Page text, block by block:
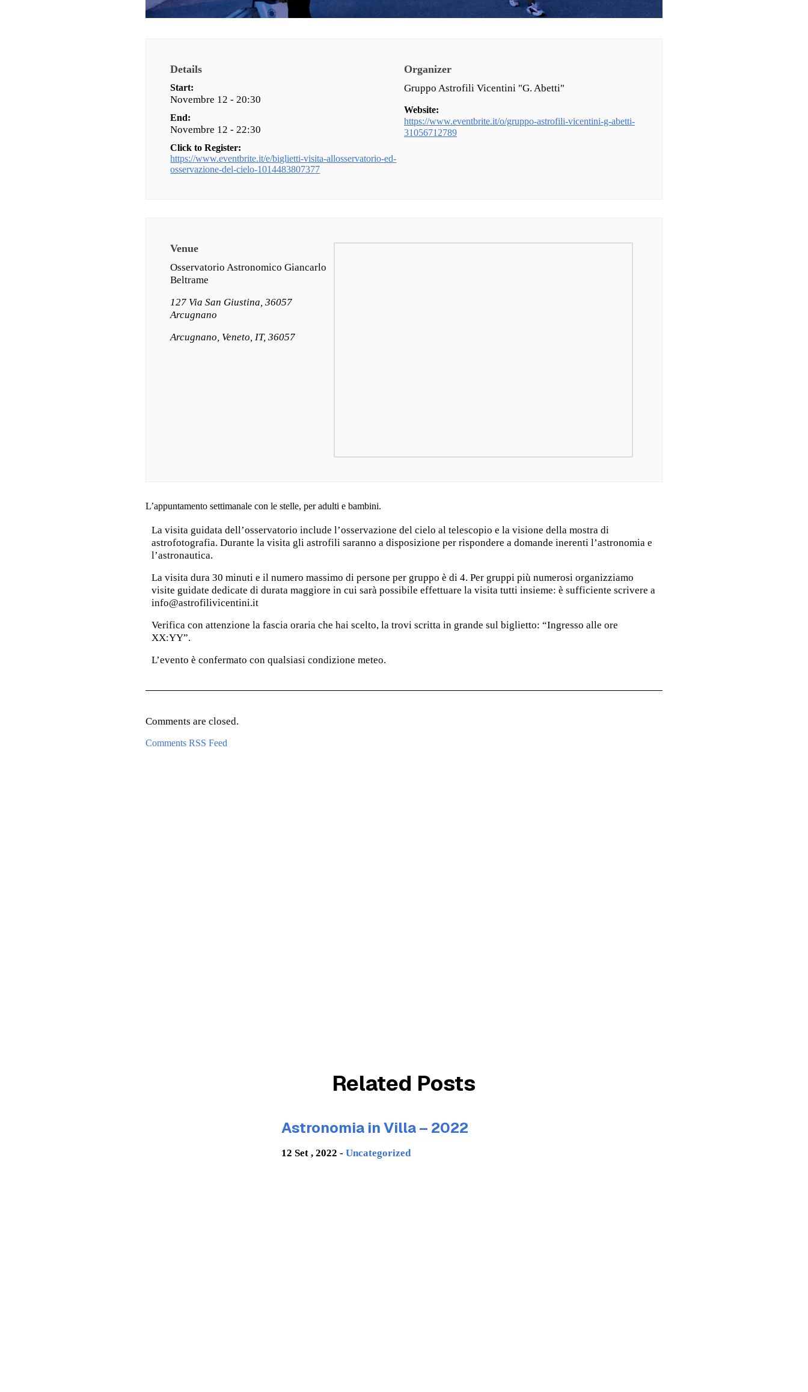
Details
Start:
Novembre 12 - 20:30
End:
Novembre 12 - 22:30
Click to Register:
https://www.eventbrite.it/e/biglietti-visita-allosservatorio-ed-
osservazione-del-cielo-1014483807377
Organizer
Gruppo Astrofili Vicentini "G. Abetti"
Website:
https://www.eventbrite.it/o/gruppo-astrofili-vicentini-g-abetti-
31056712789
Venue
Osservatorio Astronomico Giancarlo
Beltrame
127 Via San Giustina, 36057
Arcugnano
Arcugnano, Veneto, IT, 36057
L’appuntamento settimanale con le stelle, per adulti e bambini.
La visita guidata dell’osservatorio include l’osservazione del cielo al telescopio e la visione della mostra di
astrofotografia. Durante la visita gli astrofili saranno a disposizione per rispondere a domande inerenti l’astronomia e
l’astronautica.
La visita dura 30 minuti e il numero massimo di persone per gruppo è di 4. Per gruppi più numerosi organizziamo
visite guidate dedicate di durata maggiore in cui sarà possibile effettuare la visita tutti insieme: è sufficiente scrivere a
info@astrofilivicentini.it
Verifica con attenzione la fascia oraria che hai scelto, la trovi scritta in grande sul biglietto: “Ingresso alle ore
XX:YY”.
L’evento è confermato con qualsiasi condizione meteo.
Comments are closed.
Comments RSS Feed
Related Posts
Astronomia in Villa – 2022
12 Set , 2022 -Uncategorized